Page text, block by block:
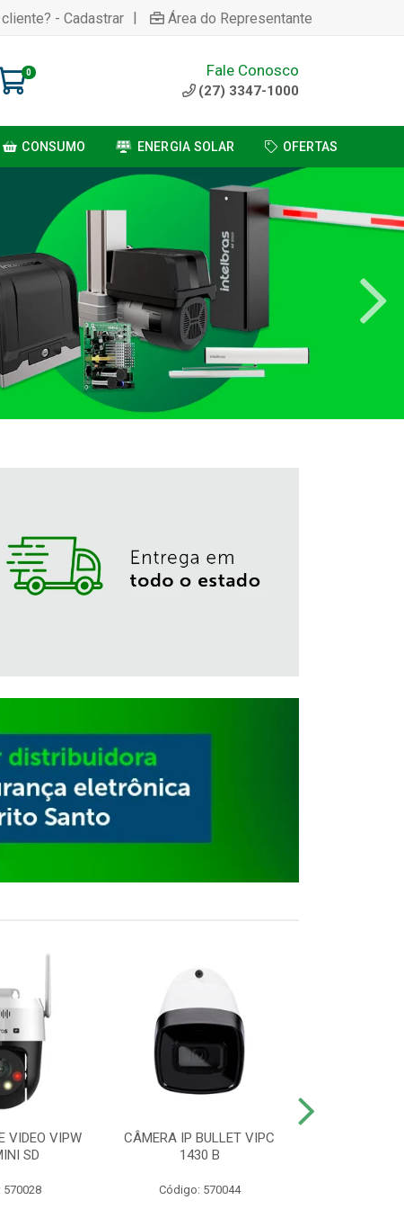
- Cadastrar | Área do Representante
0 Fale Conosco
(27) 3347-1000
CONSUMO ENERGIA SOLAR OFERTAS
VIDEO VIPW
SD
CÂMERA IP BULLET VIPC
1430 B
Código: 570044